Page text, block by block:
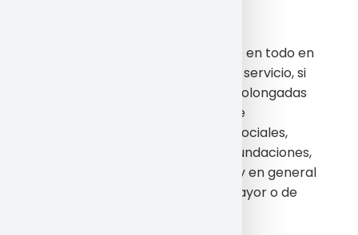
La empresa no será responsable en todo en
caso de imposibilidad de prestar servicio, si
ésta se debe a interrupciones prolongadas
del suministro eléctrico, líneas de
telecomunicaciones, conflictos sociales,
huelgas, rebelión, explosiones, inundaciones,
actos y omisiones del Gobierno, y en general
todos los supuestos de fuerza mayor o de